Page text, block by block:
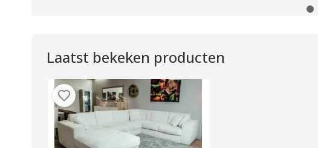
Laatst bekeken producten